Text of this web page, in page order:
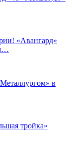
«Авангард»
в
тройка»